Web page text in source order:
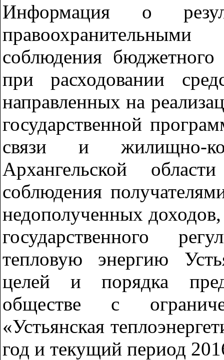
Информация о
соблюдения бюджетного
при расходовании
направленных на
государственной
связи и жилищно-
Архангельской
соблюдения
недополученных
государственного
тепловую энергию
целей и порядка
обществе с
«Устьянская
год и текущий период